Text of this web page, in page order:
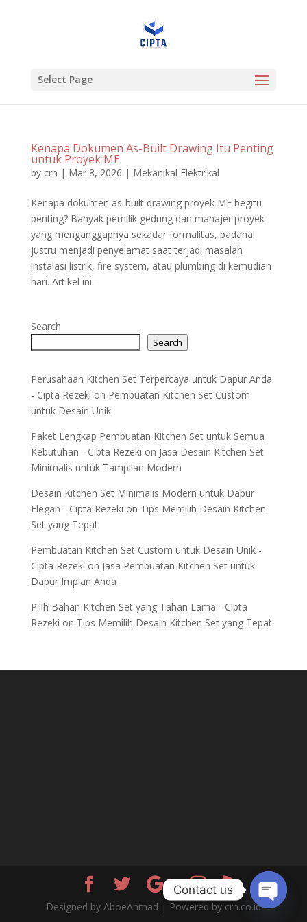
Select Page
Kenapa Dokumen As-Built Drawing Itu Penting
untuk Proyek ME
by crn | Mar 8, 2026 | Mekanikal Elektrikal
Kenapa dokumen as-built drawing proyek ME begitu
penting? Banyak pemilik gedung dan manajer proyek
yang menganggapnya sekadar formalitas, padahal
justru menjadi penyelamat saat terjadi masalah
instalasi listrik, fire system, atau plumbing di kemudian
hari. Artikel ini...
Search
Search
Perusahaan Kitchen Set Terpercaya untuk Dapur Anda
- Cipta Rezeki on Pembuatan Kitchen Set Custom
untuk Desain Unik
Paket Lengkap Pembuatan Kitchen Set untuk Semua
Kebutuhan - Cipta Rezeki on Jasa Desain Kitchen Set
Minimalis untuk Tampilan Modern
Desain Kitchen Set Minimalis Modern untuk Dapur
Elegan - Cipta Rezeki on Tips Memilih Desain Kitchen
Set yang Tepat
Pembuatan Kitchen Set Custom untuk Desain Unik -
Cipta Rezeki on Jasa Pembuatan Kitchen Set untuk
Dapur Impian Anda
Pilih Bahan Kitchen Set yang Tahan Lama - Cipta
Rezeki on Tips Memilih Desain Kitchen Set yang Tepat
Designed by AboeAhmad | Powered by crn.co.id
Contact us